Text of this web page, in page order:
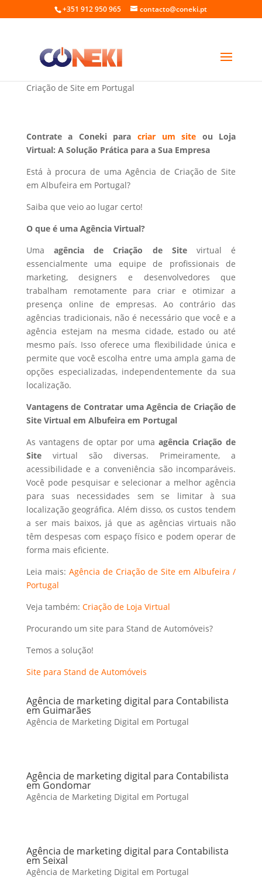
+351 912 950 965 contacto@coneki.pt
Criação de Site em Albufeira Portugal
Criação de Site em Portugal
Contrate a Coneki para criar um site ou Loja
Virtual: A Solução Prática para a Sua Empresa
Está à procura de uma Agência de Criação de Site
em Albufeira em Portugal?
Saiba que veio ao lugar certo!
O que é uma Agência Virtual?
Uma agência de Criação de Site virtual é
essencialmente uma equipe de profissionais de
marketing, designers e desenvolvedores que
trabalham remotamente para criar e otimizar a
presença online de empresas. Ao contrário das
agências tradicionais, não é necessário que você e a
agência estejam na mesma cidade, estado ou até
mesmo país. Isso oferece uma flexibilidade única e
permite que você escolha entre uma ampla gama de
opções especializadas, independentemente da sua
localização.
Vantagens de Contratar uma Agência de Criação de
Site Virtual em Albufeira em Portugal
As vantagens de optar por umaagência Criação de
Sitevirtual são diversas. Primeiramente, a
acessibilidade e a conveniência são incomparáveis.
Você pode pesquisar e selecionar a melhor agência
para suas necessidades sem se limitar à sua
localização geográfica. Além disso, os custos tendem
a ser mais baixos, já que as agências virtuais não
têm despesas com espaço físico e podem operar de
forma mais eficiente.
Leia mais: Agência de Criação de Site em Albufeira /
Portugal
Veja também: Criação de Loja Virtual
Procurando um site para Stand de Automóveis?
Temos a solução!
Site para Stand de Automóveis
Agência de marketing digital para Contabilista
em Guimarães
Agência de Marketing Digital em Portugal
Agência de marketing digital para Contabilista
em Gondomar
Agência de Marketing Digital em Portugal
Agência de marketing digital para Contabilista
em Seixal
Agência de Marketing Digital em Portugal